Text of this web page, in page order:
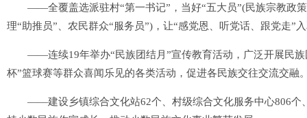
——全覆盖选派驻村“第一书记”，当好“五大员”(民族宗教政策
理“助推员”、农民群众“服务员”)，让“感党恩、听党话、跟党走”
——连续19年举办“民族团结月”宣传教育活动，广泛开展民族
杯”篮球赛等群众喜闻乐见的各类活动，促进各民族交往交流交融
——建设乡镇综合文化站62个、村级综合文化服务中心806个